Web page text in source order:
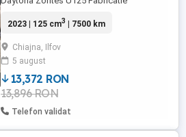
Keyless Go. Nu se foloseste cheie pt
cipul de pornire. Actionare electrica a
busonului de benzina si a seii Lumini led
Motor in 4timpi 15Cp 6 trepte viteze
Injectie Racire ...
2023 | 125 cm3 | 7500 km
Chiajna, Ilfov
5 august
13,372 RON
13,896 RON
Telefon validat